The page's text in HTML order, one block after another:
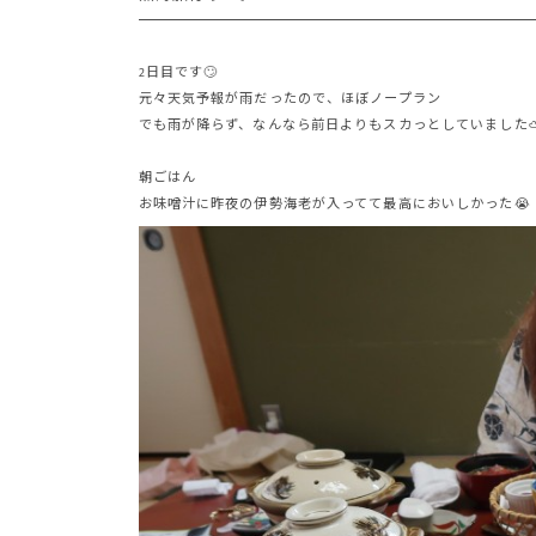
2日目です🙄
元々天気予報が雨だったので、ほぼノープラン
でも雨が降らず、なんなら前日よりもスカっとしていました
朝ごはん
お味噌汁に昨夜の伊勢海老が入ってて最高においしかった😭